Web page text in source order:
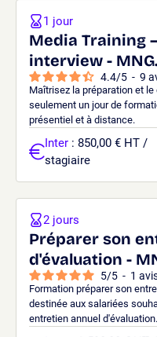
Media Training
interview -
4.4/5 - 9
Maîtrisez la préparation et
seulement un jour de
présentiel et à distance.
1 jour
Inter : 850,00 € HT /
stagiaire
Préparer son
d'évaluation -
5/5 - 1
Formation préparer son
destinée aux salariées
entretien annuel d'évaluation.
2 jours